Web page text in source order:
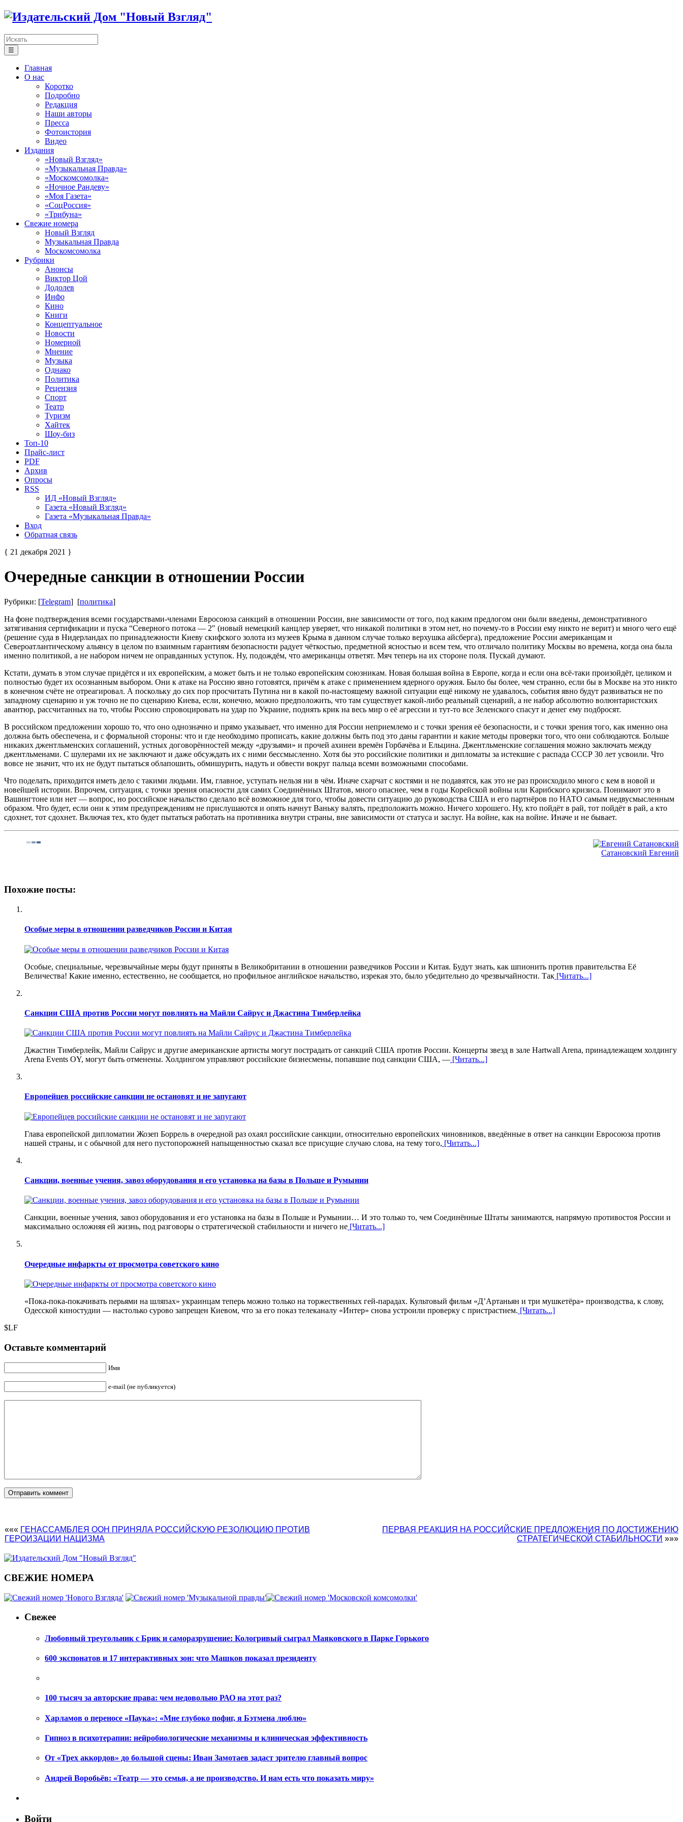
☰
Главная
О нас
Коротко
Подробно
Редакция
Наши авторы
Пресса
Фотоистория
Видео
Издания
«Новый Взгляд»
«Музыкальная Правда»
«Москомсомолка»
«Ночное Рандеву»
«Моя Газета»
«СоцРоссия»
«Трибуна»
Свежие номера
Новый Взгляд
Музыкальная Правда
Москомсомолка
Рубрики
Анонсы
Виктор Цой
Додолев
Инфо
Кино
Книги
Концептуальное
Новости
Номерной
Мнение
Музыка
Однако
Политика
Рецензия
Спорт
Театр
Туризм
Хайтек
Шоу-биз
Топ-10
Прайс-лист
PDF
Архив
Опросы
RSS
ИД «Новый Взгляд»
Газета «Новый Взгляд»
Газета «Музыкальная Правда»
Вход
Обратная связь
{ 21 декабря 2021 }
Очередные санкции в отношении России
Рубрики: [Telegram] [политика]
На фоне подтверждения всеми государствами-членами Евросоюза санкций в отношении России, вне зависимости от того, под каким предлогом они были введены, демонстративного
затягивания сертификации и пуска “Северного потока — 2″ (новый немецкий канцлер уверяет, что никакой политики в этом нет, но почему-то в России ему никто не верит) и много чего ещё
(решение суда в Нидерландах по принадлежности Киеву скифского золота из музеев Крыма в данном случае только верхушка айсберга), предложение России американцам и
Североатлантическому альянсу в целом по взаимным гарантиям безопасности радует чёткостью, предметной ясностью и всем тем, что отличало политику Москвы во времена, когда она была
именно политикой, а не набором ничем не оправданных уступок. Ну, подождём, что американцы ответят. Мяч теперь на их стороне поля. Пускай думают.
Кстати, думать в этом случае придётся и их европейским, а может быть и не только европейским союзникам. Новая большая война в Европе, когда и если она всё-таки произойдёт, целиком и
полностью будет их осознанным выбором. Они к атаке на Россию явно готовятся, причём к атаке с применением ядерного оружия. Было бы более, чем странно, если бы в Москве на это никто
в конечном счёте не отреагировал. А поскольку до сих пор просчитать Путина ни в какой по-настоящему важной ситуации ещё никому не удавалось, события явно будут развиваться не по
западному сценарию и уж точно не по сценарию Киева, если, конечно, можно предположить, что там существует какой-либо реальный сценарий, а не набор абсолютно волюнтаристских
авантюр, рассчитанных на то, чтобы Россию спровоцировать на удар по Украине, поднять крик на весь мир о её агрессии и тут-то все Зеленского спасут и денег ему подбросят.
В российском предложении хорошо то, что оно однозначно и прямо указывает, что именно для России неприемлемо и с точки зрения её безопасности, и с точки зрения того, как именно она
должна быть обеспечена, и с формальной стороны: что и где необходимо прописать, какие должны быть под это даны гарантии и какие методы проверки того, что они соблюдаются. Больше
никаких джентльменских соглашений, устных договорённостей между «друзьями» и прочей ахинеи времён Горбачёва и Ельцина. Джентльменские соглашения можно заключать между
джентльменами. С шулерами их не заключают и даже обсуждать их с ними бессмысленно. Хотя бы это российские политики и дипломаты за истекшие с распада СССР 30 лет усвоили. Что
вовсе не значит, что их не будут пытаться облапошить, обмишурить, надуть и обвести вокруг пальца всеми возможными способами.
Что поделать, приходится иметь дело с такими людьми. Им, главное, уступать нельзя ни в чём. Иначе схарчат с костями и не подавятся, как это не раз происходило много с кем в новой и
новейшей истории. Впрочем, ситуация, с точки зрения опасности для самих Соединённых Штатов, много опаснее, чем в годы Корейской войны или Карибского кризиса. Понимают это в
Вашингтоне или нет — вопрос, но российское начальство сделало всё возможное для того, чтобы довести ситуацию до руководства США и его партнёров по НАТО самым недвусмысленным
образом. Что будет, если они к этим предупреждениям не прислушаются и опять начнут Ваньку валять, предположить можно. Ничего хорошего. Ну, кто пойдёт в рай, тот пойдёт в рай, а кто
сдохнет, тот сдохнет. Включая тех, кто будет пытаться работать на противника внутри страны, вне зависимости от статуса и заслуг. На войне, как на войне. Иначе и не бывает.
Сатановский Евгений
Похожие посты:
Особые меры в отношении разведчиков России и Китая
Особые, специальные, черезвычайные меры будут приняты в Великобритании в отношении разведчиков России и Китая. Будут знать, как шпионить против правительства Её
Величества! Какие именно, естественно, не сообщается, но профильное английское начальство, изрекая это, было убедительно до чрезвычайности. Так [Читать...]
Санкции США против России могут повлиять на Майли Сайрус и Джастина Тимберлейка
Джастин Тимберлейк, Майли Сайрус и другие американские артисты могут пострадать от санкций США против России. Концерты звезд в зале Hartwall Arena, принадлежащем холдингу
Arena Events OY, могут быть отменены. Холдингом управляют российские бизнесмены, попавшие под санкции США, — [Читать...]
Европейцев российские санкции не остановят и не запугают
Глава европейской дипломатии Жозеп Боррель в очередной раз охаял российские санкции, относительно европейских чиновников, введённые в ответ на санкции Евросоюза против
нашей страны, и с обычной для него пустопорожней напыщенностью сказал все присущие случаю слова, на тему того, [Читать...]
Санкции, военные учения, завоз оборудования и его установка на базы в Польше и Румынии
Санкции, военные учения, завоз оборудования и его установка на базы в Польше и Румынии… И это только то, чем Соединённые Штаты занимаются, напрямую противостоя России и
максимально осложняя ей жизнь, под разговоры о стратегической стабильности и ничего не [Читать...]
Очередные инфаркты от просмотра советского кино
«Пока-пока-покачивать перьями на шляпах» украинцам теперь можно только на торжественных гей-парадах. Культовый фильм «Д’Артаньян и три мушкетёра» производства, к слову,
Одесской киностудии — настолько сурово запрещен Киевом, что за его показ телеканалу «Интер» снова устроили проверку с пристрастием. [Читать...]
$LF
Оставьте комментарий
Имя
e-mail (не публикуется)
««« ГЕНАССАМБЛЕЯ ООН ПРИНЯЛА РОССИЙСКУЮ РЕЗОЛЮЦИЮ ПРОТИВ
ГЕРОИЗАЦИИ НАЦИЗМА
ПЕРВАЯ РЕАКЦИЯ НА РОССИЙСКИЕ ПРЕДЛОЖЕНИЯ ПО ДОСТИЖЕНИЮ
СТРАТЕГИЧЕСКОЙ СТАБИЛЬНОСТИ »»»
СВЕЖИЕ НОМЕРА
Свежее
Любовный треугольник с Брик и саморазрушение: Кологривый сыграл Маяковского в Парке Горького
600 экспонатов и 17 интерактивных зон: что Машков показал президенту
100 тысяч за авторские права: чем недовольно РАО на этот раз?
Харламов о переносе «Паука»: «Мне глубоко пофиг, я Бэтмена люблю»
Гипноз в психотерапии: нейробиологические механизмы и клиническая эффективность
От «Трех аккордов» до большой сцены: Иван Замотаев задаст зрителю главный вопрос
Андрей Воробьёв: «Театр — это семья, а не производство. И нам есть что показать миру»
Войти